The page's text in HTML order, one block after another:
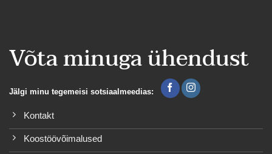
Võta minuga ühendust
Jälgi minu tegemeisi sotsiaalmeedias:
Kontakt
Koostöövõimalused